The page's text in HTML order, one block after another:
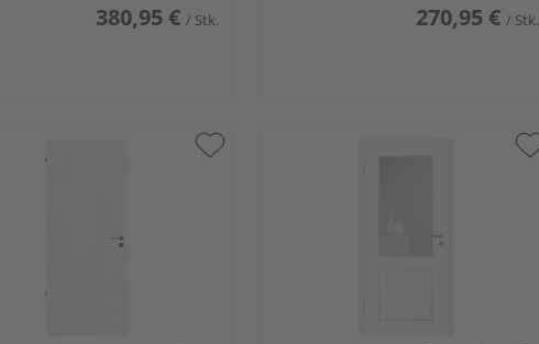
380,95 € / Stk. 270,95 € / Stk.